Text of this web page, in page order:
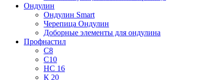
Ондулин
Ондулин Smart
Черепица Ондулин
Доборные элементы для ондулина
Профнастил
С8
С10
НС 16
К 20